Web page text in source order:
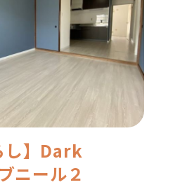
し】Dark
ニール２